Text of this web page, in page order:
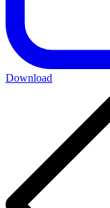
Download